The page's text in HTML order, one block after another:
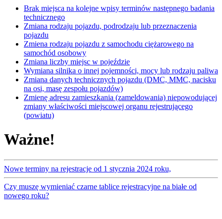
Brak miejsca na kolejne wpisy terminów następnego badania
technicznego
Zmiana rodzaju pojazdu, podrodzaju lub przeznaczenia
pojazdu
Zmiena rodzaju pojazdu z samochodu ciężarowego na
samochód osobowy
Zmiana liczby miejsc w pojeździe
Wymiana silnika o innej pojemności, mocy lub rodzaju paliwa
Zmiana danych technicznych pojazdu (DMC, MMC, nacisku
na osi, masę zespołu pojazdów)
Zmienę adresu zamieszkania (zameldowania) niepowodującej
zmiany właściwości miejscowej organu rejestrującego
(powiatu)
Ważne!
Nowe terminy na rejestracje od 1 stycznia 2024 roku,
Czy muszę wymieniać czarne tablice rejestracyjne na białe od
nowego roku?